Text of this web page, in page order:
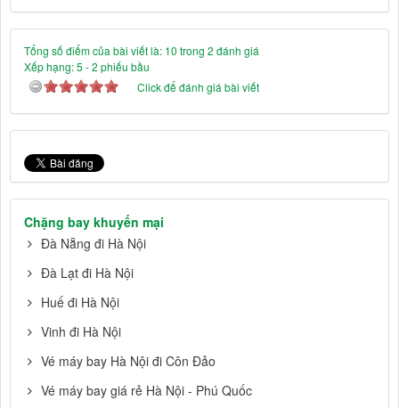
Tổng số điểm của bài viết là: 10 trong 2 đánh giá
Xếp hạng:5 -2 phiếu bầu
Click để đánh giá bài viết
Chặng bay khuyến mại
Đà Nẵng đi Hà Nội
Đà Lạt đi Hà Nội
Huế đi Hà Nội
Vinh đi Hà Nội
Vé máy bay Hà Nội đi Côn Đảo
Vé máy bay giá rẻ Hà Nội - Phú Quốc